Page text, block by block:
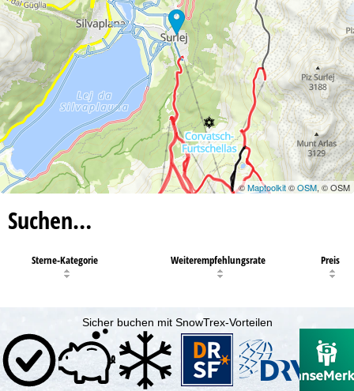
©Maptoolkit©OSM, © OSM
Suchen…
Sterne-Kategorie Weiterempfehlungsrate Preis
Sicher buchen mit SnowTrex-Vorteilen